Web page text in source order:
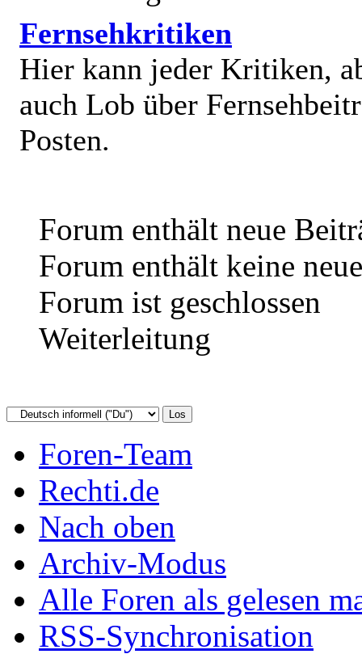
Fernsehkritiken
Hier kann jeder Kritiken,
auch Lob über
Posten.
Forum enthält neue
Forum enthält keine
Forum ist geschlossen
Weiterleitung
Foren-Team
Rechti.de
Nach oben
Archiv-Modus
Alle Foren als gelesen
RSS-Synchronisation